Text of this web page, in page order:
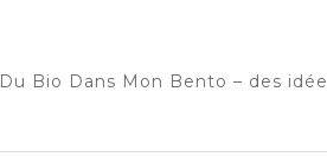
Du Bio Dans Mon Bento – des